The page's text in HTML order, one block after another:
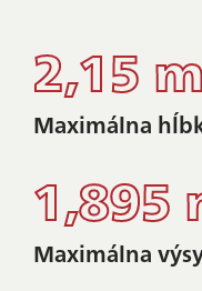
2,15 m
Maximálna
1,895
Maximálna